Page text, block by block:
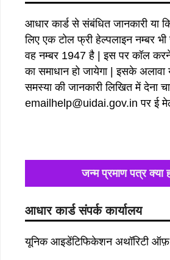
आधार कार्ड से संबंधित जानकारी या
लिए एक टोल फ्री हेल्पलाइन नम्बर भी
वह नम्बर 1947 है | इस पर कॉल
का समाधान हो जायेगा | इसके
समस्या की जानकारी लिखित में देना
emailhelp@uidai.gov.in पर ई मेल
जन्म प्रमाण पत्र क्या
आधार कार्ड संपर्क कार्यालय
यूनिक आइडेंटिफिकेशन अथॉरिटी ऑफ़